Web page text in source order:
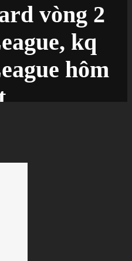
vòng 2
kq
hôm